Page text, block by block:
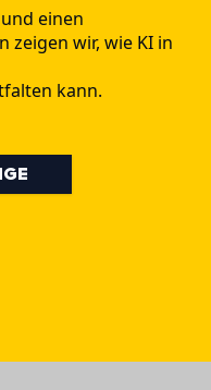
einen
zeigen wir, wie KI in
kann.